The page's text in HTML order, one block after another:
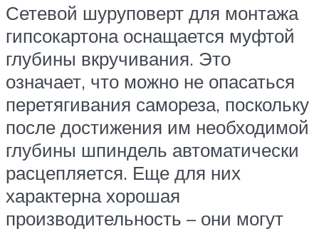
Сетевой шуруповерт для монтажа
гипсокартона оснащается муфтой
глубины вкручивания. Это
означает, что можно не опасаться
перетягивания самореза, поскольку
после достижения им необходимой
глубины шпиндель автоматически
расцепляется. Еще для них
характерна хорошая
производительность – они могут